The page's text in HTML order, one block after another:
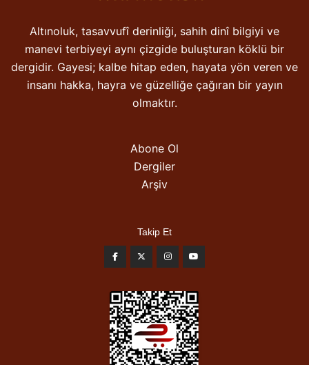
Altınoluk, tasavvufî derinliği, sahih dinî bilgiyi ve
manevi terbiyeyi aynı çizgide buluşturan köklü bir
dergidir. Gayesi; kalbe hitap eden, hayata yön veren ve
insanı hakka, hayra ve güzelliğe çağıran bir yayın
olmaktır.
Abone Ol
Dergiler
Arşiv
Takip Et